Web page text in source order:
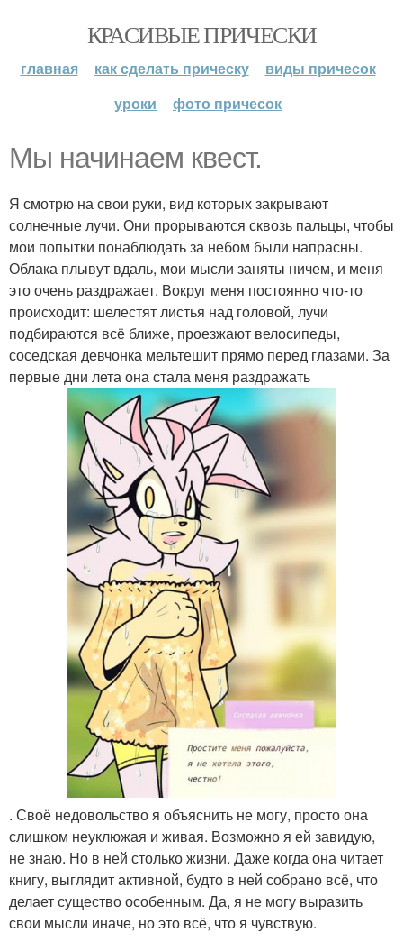
КРАСИВЫЕ ПРИЧЕСКИ
главная как сделать прическу
виды причесок
уроки
фото причесок
Мы начинаем квест.
Я смотрю на свои руки, вид которых закрывают
солнечные лучи. Они прорываются сквозь пальцы, чтобы
мои попытки понаблюдать за небом были напрасны.
Облака плывут вдаль, мои мысли заняты ничем, и меня
это очень раздражает. Вокруг меня постоянно что-то
происходит: шелестят листья над головой, лучи
подбираются всё ближе, проезжают велосипеды,
соседская девчонка мельтешит прямо перед глазами. За
первые дни лета она стала меня раздражать
. Своё недовольство я объяснить не могу, просто она
слишком неуклюжая и живая. Возможно я ей завидую,
не знаю. Но в ней столько жизни. Даже когда она читает
книгу, выглядит активной, будто в ней собрано всё, что
делает существо особенным. Да, я не могу выразить
свои мысли иначе, но это всё, что я чувствую.